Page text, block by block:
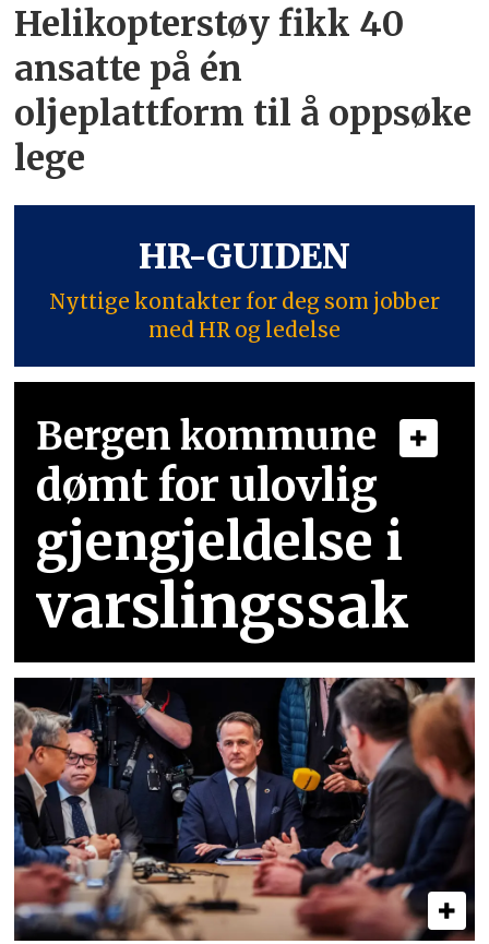
Helikopterstøy fikk 40
ansatte på én
oljeplattform til å oppsøke
lege
HR-GUIDEN
Nyttige kontakter for deg som jobber
med HR og ledelse
Bergen kommune
dømt for ulovlig
gjengjeldelse i
varslingssak